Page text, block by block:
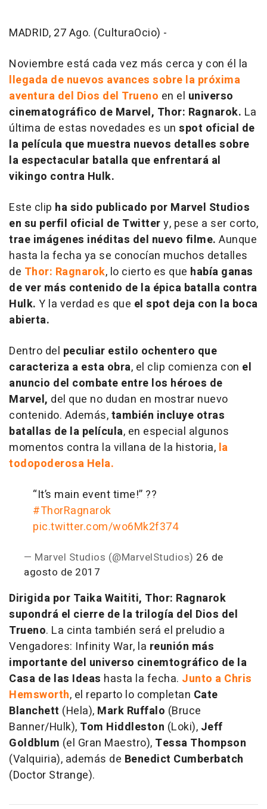
MADRID, 27 Ago. (CulturaOcio) -
Noviembre está cada vez más cerca y con él la
llegada de nuevos avances sobre la próxima
aventura del Dios del Trueno en el universo
cinematográfico de Marvel, Thor: Ragnarok. La
última de estas novedades es un spot oficial de
la película que muestra nuevos detalles sobre
la espectacular batalla que enfrentará al
vikingo contra Hulk.
Este clip ha sido publicado por Marvel Studios
en su perfil oficial de Twittery, pese a ser corto,
trae imágenes inéditas del nuevo filme. Aunque
hasta la fecha ya se conocían muchos detalles
de Thor: Ragnarok, lo cierto es que había ganas
de ver más contenido de la épica batalla contra
Hulk. Y la verdad es que el spot deja con la boca
abierta.
Dentro del peculiar estilo ochentero que
caracteriza a esta obra, el clip comienza con el
anuncio del combate entre los héroes de
Marvel, del que no dudan en mostrar nuevo
contenido. Además,también incluye otras
batallas de la película, en especial algunos
momentos contra la villana de la historia, la
todopoderosa Hela.
“It’s main event time!” ??
#ThorRagnarok
pic.twitter.com/wo6Mk2f374
— Marvel Studios (@MarvelStudios) 26 de
agosto de 2017
Dirigida por Taika Waititi, Thor: Ragnarok
supondrá el cierre de la trilogía del Dios del
Trueno. La cinta también será el preludio a
Vengadores: Infinity War, la reunión más
importante del universo cinemtográfico de la
Casa de las Ideas hasta la fecha. Junto a Chris
Hemsworth, el reparto lo completan Cate
Blanchett (Hela), Mark Ruffalo (Bruce
Banner/Hulk), Tom Hiddleston (Loki), Jeff
Goldblum (el Gran Maestro), Tessa Thompson
(Valquiria), además de Benedict Cumberbatch
(Doctor Strange).